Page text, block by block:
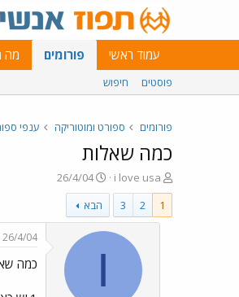
עמוד ראשי פורומים מה
פוסטים חיפוש
פורומים ספורט ומוטוריקה ענפי
כמה שאלות
פ
ו
ת
ח
i love usa
פ
ו
ר
ס
ם
26/4/04
1
2
3 הבא
I
26/4/04
כמה